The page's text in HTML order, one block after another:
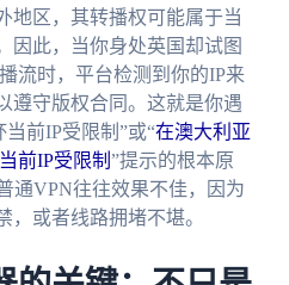
地区，其转播权可能属于当
因此，当你身处英国却试图
流时，平台检测到你的IP来
遵守版权合同。这就是你遇
前IP受限制”或“在澳大利亚
前IP受限制 ”提示的根本原
通VPN往往效果不佳，因为
，或者线路拥堵不堪。